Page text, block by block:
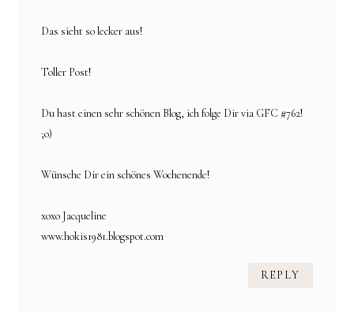
Das sieht so lecker aus!
Toller Post!
Du hast einen sehr schönen Blog, ich folge Dir via GFC #762!
;o)
Wünsche Dir ein schönes Wochenende!
xoxo Jacqueline
www.hokis1981.blogspot.com
REPLY